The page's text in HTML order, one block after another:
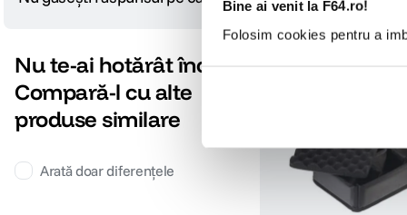
Bine ai venit la F64.ro!
Folosim cookies pentru a
Nu te-ai hotărât încă?
Compară-l cu alte
produse similare
Arată doar diferențele